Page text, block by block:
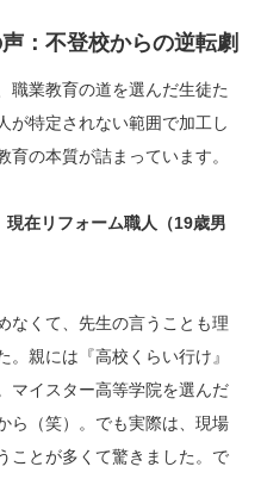
：不登校からの逆転劇
職業教育の道を選んだ生徒た
が特定されない範囲で加工し
の本質が詰まっています。
在リフォーム職人（19歳男
なくて、先生の言うことも理
親には『高校くらい行け』
マイスター高等学院を選んだ
ら（笑）。でも実際は、現場
ことが多くて驚きました。で